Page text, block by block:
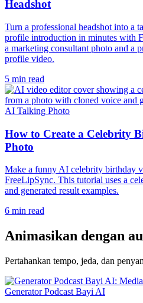
Headshot
Turn a professional headshot into a
profile introduction in minutes with
a marketing consultant photo and a
profile video.
5 min read
AI Talking Photo
How to Create a Celebrity
Photo
Make a funny AI celebrity birthday
FreeLipSync. This tutorial uses a
and generated result examples.
6 min read
Animasikan dengan
Pertahankan tempo, jeda, dan
Generator Podcast Bayi AI